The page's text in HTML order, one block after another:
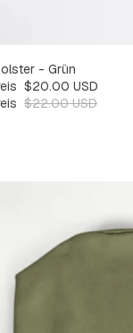
- Grün
$20.00 USD
$22.00 USD